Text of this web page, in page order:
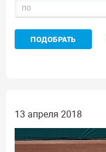
13 апреля 2018